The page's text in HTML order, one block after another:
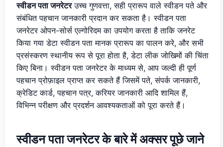
स्वीडन पता जनरेटरउच्च गुणवत्ता, सही प्रारूप वाले स्वीडन पते और
संबंधित पहचान जानकारी प्रदान कर सकता है। स्वीडन पता
जनरेटर ओपन-सोर्स एल्गोरिदम का उपयोग करता है ताकि जनरेट
किया गया डेटा स्वीडन पता मानक प्रारूप का पालन करे, और सभी
प्रसंस्करण स्थानीय रूप से पूरा होता है, डेटा लीक जोखिमों की चिंता
किए बिना। स्वीडन पता जनरेटर के माध्यम से, आप जल्दी ही पूर्ण
पहचान प्रोफ़ाइल प्राप्त कर सकते हैं जिसमें पते, संपर्क जानकारी,
क्रेडिट कार्ड, पहचान पत्र, करियर जानकारी आदि शामिल हैं,
विभिन्न परीक्षण और प्रदर्शन आवश्यकताओं को पूरा करते हैं।
स्वीडन पता जनरेटर के बारे में अक्सर पूछे जाने